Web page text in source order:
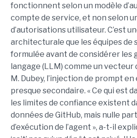
fonctionnent selon un modèle
compte de service, et non selon
d’autorisations utilisateur. C’est
architecturale que les équipes de
formulée avant de considérer les
langage (LLM) comme un vecteur
M. Dubey, l’injection de prompt
presque secondaire. « Ce qui est
les limites de confiance existent
données de GitHub, mais nulle
d’exécution de l’agent », a-t-il